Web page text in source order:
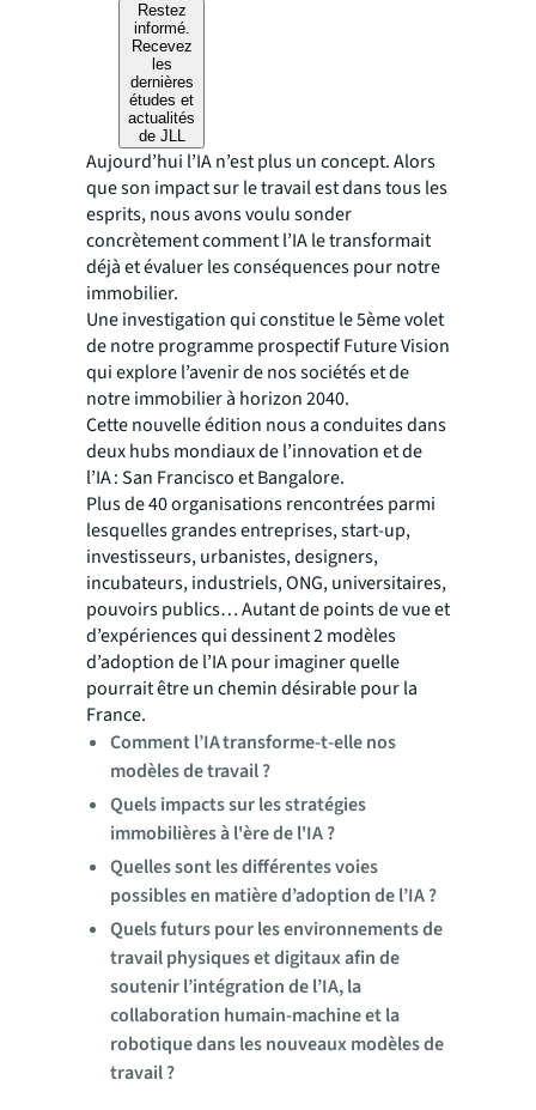
Restez
informé.
Recevez
les
dernières
études et
actualités
de JLL
Aujourd’hui l’IA n’est plus un concept. Alors
que son impact sur le travail est dans tous les
esprits, nous avons voulu sonder
concrètement comment l’IA le transformait
déjà et évaluer les conséquences pour notre
immobilier.
Une investigation qui constitue le 5ème volet
de notre programme prospectif Future Vision
qui explore l’avenir de nos sociétés et de
notre immobilier à horizon 2040.
Cette nouvelle édition nous a conduites dans
deux hubs mondiaux de l’innovation et de
l’IA : San Francisco et Bangalore.
Plus de 40 organisations rencontrées parmi
lesquelles grandes entreprises, start-up,
investisseurs, urbanistes, designers,
incubateurs, industriels, ONG, universitaires,
pouvoirs publics… Autant de points de vue et
d’expériences qui dessinent 2 modèles
d’adoption de l’IA pour imaginer quelle
pourrait être un chemin désirable pour la
France.
Comment l’IA transforme-t-elle nos
modèles de travail ?
Quels impacts sur les stratégies
immobilières à l'ère de l'IA ?
Quelles sont les différentes voies
possibles en matière d’adoption de l’IA ?
Quels futurs pour les environnements de
travail physiques et digitaux afin de
soutenir l’intégration de l’IA, la
collaboration humain-machine et la
robotique dans les nouveaux modèles de
travail ?